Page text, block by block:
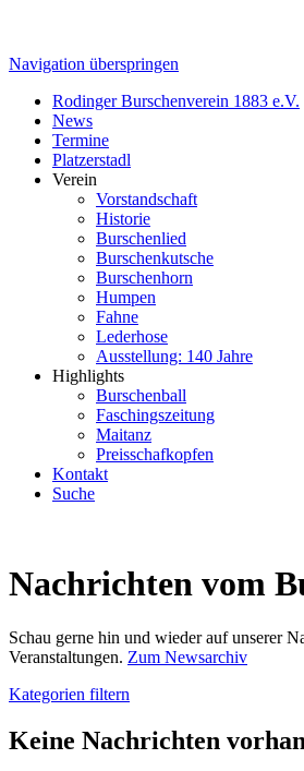
Navigation überspringen
Rodinger Burschenverein 1883 e.V.
News
Termine
Platzerstadl
Verein
Vorstandschaft
Historie
Burschenlied
Burschenkutsche
Burschenhorn
Humpen
Fahne
Lederhose
Ausstellung: 140 Jahre
Highlights
Burschenball
Faschingszeitung
Maitanz
Preisschafkopfen
Kontakt
Suche
Nachrichten vom
Schau gerne hin und wieder auf unserer
Veranstaltungen. Zum Newsarchiv
Kategorien filtern
Keine Nachrichten